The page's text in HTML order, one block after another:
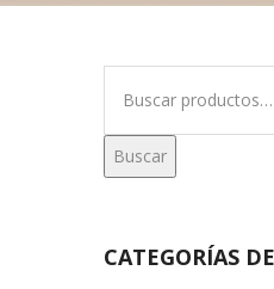
Buscar
CATEGORÍAS